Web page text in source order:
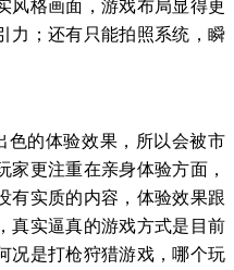
风格画面，游戏布局显得更
力；还有只能拍照系统，瞬
色的体验效果，所以会被市
家更注重在亲身体验方面，
有实质的内容，体验效果跟
真实逼真的游戏方式是目前
况是打枪狩猎游戏，哪个玩